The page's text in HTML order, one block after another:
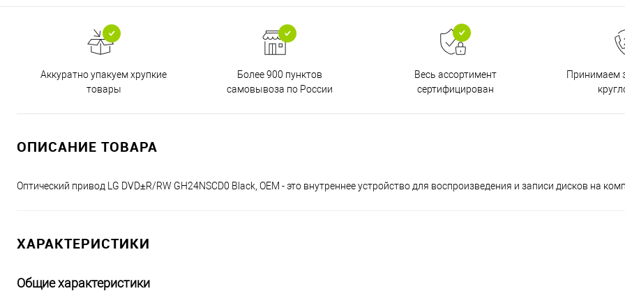
Аккуратно упакуем хрупкие
товары
Более 900 пунктов
самовывоза по России
Весь ассортимент
сертифицирован
Принимаем
ОПИСАНИЕ ТОВАРА
Оптический привод LG DVD±R/RW GH24NSCD0 Black, OEM - это внутреннее устройство для воспроизведения и записи дисков на
ХАРАКТЕРИСТИКИ
Общие характеристики